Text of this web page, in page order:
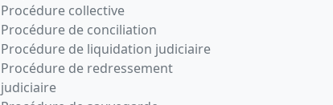
Procédure collective
Procédure de conciliation
Procédure de liquidation judiciaire
Procédure de redressement
judiciaire